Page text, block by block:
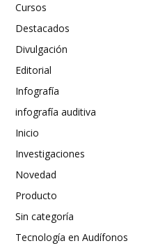
Cursos
Destacados
Divulgación
Editorial
Infografía
infografía auditiva
Inicio
Investigaciones
Novedad
Producto
Sin categoría
Tecnología en Audífonos